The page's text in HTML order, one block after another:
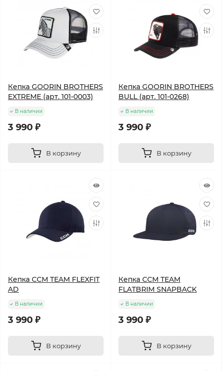
Кепка GOORIN BROTHERS
EXTREME (арт. 101-0003)
В наличии
3 990 ₽
В корзину
Кепка GOORIN BROTHERS
BULL (арт. 101-0268)
В наличии
3 990 ₽
В корзину
Кепка CCM TEAM FLEXFIT
AD
В наличии
3 990 ₽
В корзину
Кепка CCM TEAM
FLATBRIM SNAPBACK
В наличии
3 990 ₽
В корзину